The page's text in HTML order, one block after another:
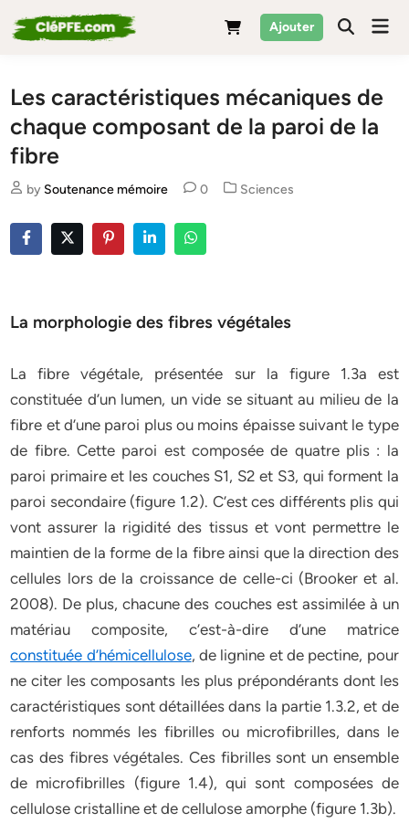
to
Ajouter
Les caractéristiques mécaniques de
chaque composant de la paroi de la
fibre
by Soutenance mémoire 0
Posted
Sciences
La morphologie des fibres végétales
La fibre végétale, présentée sur la figure 1.3a est
constituée d’un lumen, un vide se situant au milieu de la
fibre et d’une paroi plus ou moins épaisse suivant le type
de fibre. Cette paroi est composée de quatre plis : la
paroi primaire et les couches S1, S2 et S3, qui forment la
paroi secondaire (figure 1.2). C’est ces différents plis qui
vont assurer la rigidité des tissus et vont permettre le
maintien de la forme de la fibre ainsi que la direction des
cellules lors de la croissance de celle-ci (Brooker et al.
2008). De plus, chacune des couches est assimilée à un
matériau composite, c’est-à-dire d’une matrice
constituée d’hémicellulose, de lignine et de pectine, pour
ne citer les composants les plus prépondérants dont les
caractéristiques sont détaillées dans la partie 1.3.2, et de
renforts nommés les fibrilles ou microfibrilles, dans le
cas des fibres végétales. Ces fibrilles sont un ensemble
de microfibrilles (figure 1.4), qui sont composées de
cellulose cristalline et de cellulose amorphe (figure 1.3b).